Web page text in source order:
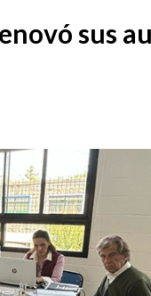
sus